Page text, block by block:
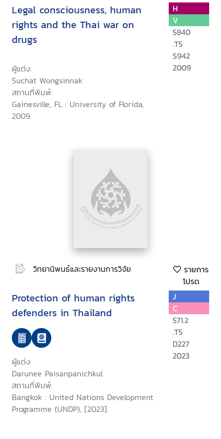
Legal consciousness, human
rights and the Thai war on
drugs
ผู้แต่ง:
Suchat Wongsinnak
สถานที่พิมพ์:
Gainesville, FL : University of Florida,
2009.
H
V
5840
.T5
S942
2009
วิทยานิพนธ์และรายงานการวิจัย
รายการ
โปรด
Protection of human rights
defenders in Thailand
ผู้แต่ง:
Darunee Paisanpanichkul
สถานที่พิมพ์:
Bangkok : United Nations Development
Programme (UNDP), [2023].
J
C
571.2
.T5
D227
2023